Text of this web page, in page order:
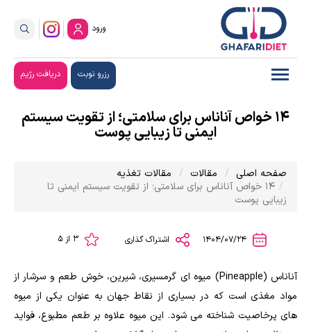
ورود
رزرو نوبت دریافت رژیم
14 خواص آناناس برای سلامتی؛ از تقویت سیستم
ایمنی تا زیبایی پوست
صفحه اصلی مقالات
مقالات تغذیه
14 خواص آناناس برای سلامتی؛ از تقویت سیستم ایمنی تا
زیبایی پوست
1404/07/24 اشتراک گذاری
آناناس (Pineapple) میوه ای گرمسیری، شیرین، خوش طعم و سرشار از
مواد مغذی است که در بسیاری از نقاط جهان به عنوان یکی از میوه
های پرخاصیت شناخته می شود. این میوه علاوه بر طعم مطبوع، فواید